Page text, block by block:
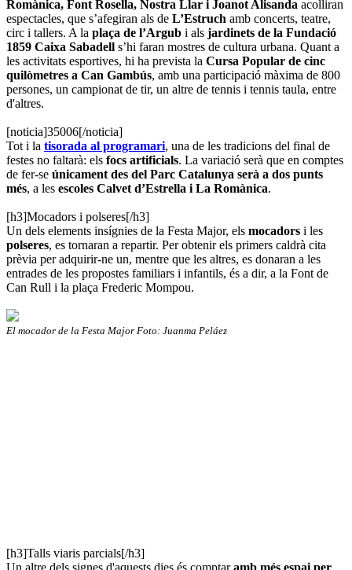
Romànica, Font Rosella, Nostra Llar i Joanot Alisanda acolliran
espectacles, que s’afegiran als de L’Estruch amb concerts, teatre,
circ i tallers. A la plaça de l’Argub i als jardinets de la Fundació
1859 Caixa Sabadell s’hi faran mostres de cultura urbana. Quant a
les activitats esportives, hi ha prevista la Cursa Popular de cinc
quilòmetres a Can Gambús, amb una participació màxima de 800
persones, un campionat de tir, un altre de tennis i tennis taula, entre
d'altres.
[noticia]35006[/noticia]
Tot i la tisorada al programari, una de les tradicions del final de
festes no faltarà: els focs artificials. La variació serà que en comptes
de fer-se únicament des del Parc Catalunya serà a dos punts
més, a les escoles Calvet d’Estrella i La Romànica.
[h3]Mocadors i polseres[/h3]
Un dels elements insígnies de la Festa Major, els mocadors i les
polseres, es tornaran a repartir. Per obtenir els primers caldrà cita
prèvia per adquirir-ne un, mentre que les altres, es donaran a les
entrades de les propostes familiars i infantils, és a dir, a la Font de
Can Rull i la plaça Frederic Mompou.
El mocador de la Festa Major Foto: Juanma Peláez
[h3]Talls viaris parcials[/h3]
Un altre dels signes d'aquests dies és comptaramb més espai per